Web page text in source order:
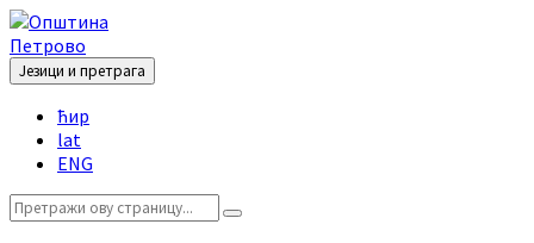
Skip
to
content
Skip
to
left
sidebar
Skip
to
right
sidebar
Skip
to
footer
Језици и претрага
Choose
language:
ћир
lat
ENG
Search: